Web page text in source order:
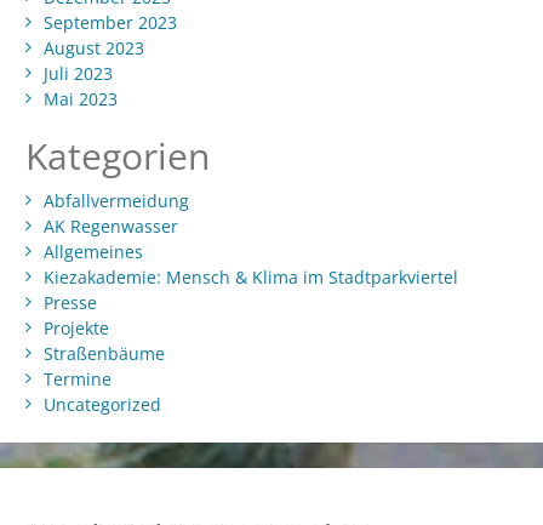
September 2023
August 2023
Juli 2023
Mai 2023
Kategorien
Abfallvermeidung
AK Regenwasser
Allgemeines
Kiezakademie: Mensch & Klima im Stadtparkviertel
Presse
Projekte
Straßenbäume
Termine
Uncategorized